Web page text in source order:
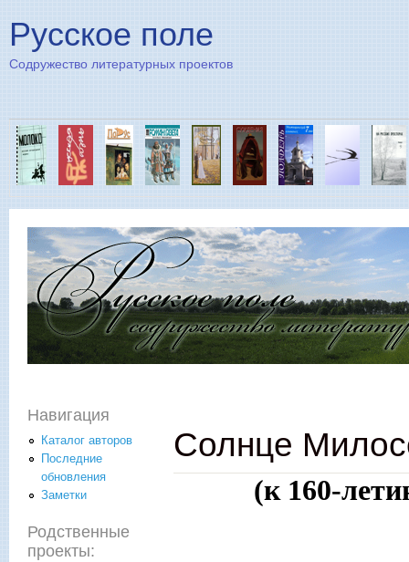
Русское поле
Содружество литературных проектов
Солнце
(к 160-
Навигация
Каталог авторов
Последние
обновления
Заметки
Родственные
проекты: